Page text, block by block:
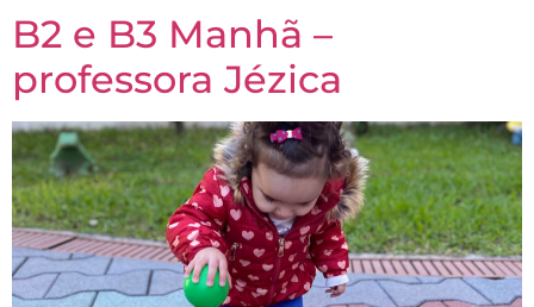
B2 e B3 Manhã –
professora Jézica